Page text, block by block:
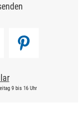
9 bis 16 Uhr